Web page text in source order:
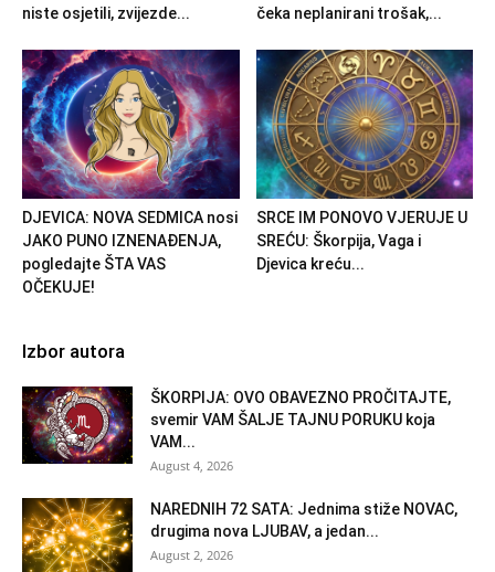
niste osjetili, zvijezde...
čeka neplanirani trošak,...
DJEVICA: NOVA SEDMICA nosi
JAKO PUNO IZNENAĐENJA,
pogledajte ŠTA VAS
OČEKUJE!
SRCE IM PONOVO VJERUJE U
SREĆU: Škorpija, Vaga i
Djevica kreću...
Izbor autora
ŠKORPIJA: OVO OBAVEZNO PROČITAJTE,
svemir VAM ŠALJE TAJNU PORUKU koja
VAM...
August 4, 2026
NAREDNIH 72 SATA: Jednima stiže NOVAC,
drugima nova LJUBAV, a jedan...
August 2, 2026